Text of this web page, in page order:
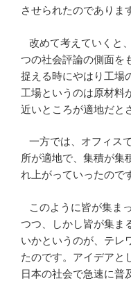
させられたのでありま
改めて考えていくと
つの社会評論の側面を
捉える時にやはり工場
工場というのは原材料
近いところが適地だと
一方では、オフィス
所が適地で、集積が集
れ上がっていったので
このように皆が集ま
つつ、しかし皆が集ま
いかというのが、テレ
たのです。アイデアと
日本の社会で急速に普